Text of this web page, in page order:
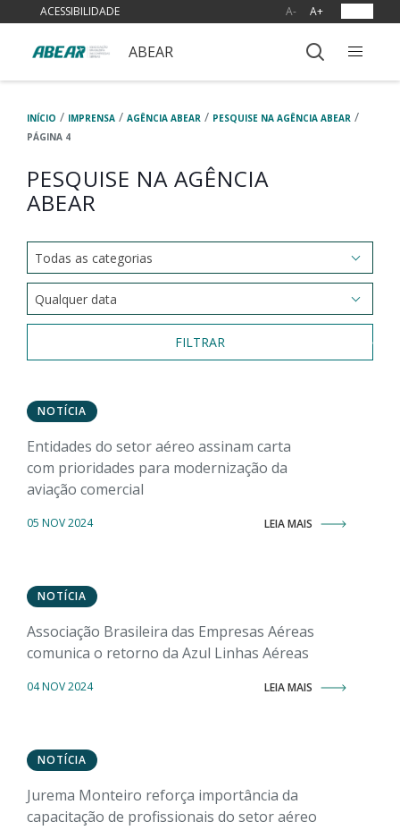
ACESSIBILIDADE A- A+
ABEAR
INÍCIO / IMPRENSA / AGÊNCIA ABEAR / PESQUISE NA AGÊNCIA ABEAR /
PÁGINA 4
PESQUISE NA AGÊNCIA
ABEAR
FILTRAR
NOTÍCIA
Entidades do setor aéreo assinam carta
com prioridades para modernização da
aviação comercial
05 NOV 2024 LEIA MAIS
NOTÍCIA
Associação Brasileira das Empresas Aéreas
comunica o retorno da Azul Linhas Aéreas
04 NOV 2024 LEIA MAIS
NOTÍCIA
Jurema Monteiro reforça importância da
capacitação de profissionais do setor aéreo